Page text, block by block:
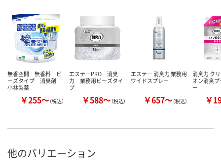
無香空間 無香料 ビ
ーズタイプ 消臭剤
小林製薬
￥255～（税込）
エステーPRO 消臭
力 業務用ビーズタイ
プ
￥588～（税込）
エステー 消臭力 業務用
ワイドスプレー
￥657～（税込）
消臭力 ク
オン消臭
ー
￥
他のバリエーション